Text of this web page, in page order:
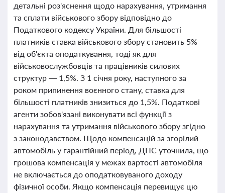
детальні роз'яснення щодо нарахування, утримання
та сплати військового збору відповідно до
Податкового кодексу України. Для більшості
платників ставка військового збору становить 5%
від об'єкта оподаткування, тоді як для
військовослужбовців та працівників силових
структур — 1,5%. З 1 січня року, наступного за
роком припинення воєнного стану, ставка для
більшості платників знизиться до 1,5%. Податкові
агенти зобов'язані виконувати всі функції з
нарахування та утримання військового збору згідно
з законодавством. Щодо компенсацій за згорілий
автомобіль у гарантійний період, ДПС уточнила, що
грошова компенсація у межах вартості автомобіля
не включається до оподатковуваного доходу
фізичної особи. Якщо компенсація перевищує цю